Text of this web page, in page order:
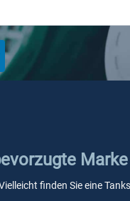
finden Sie eine